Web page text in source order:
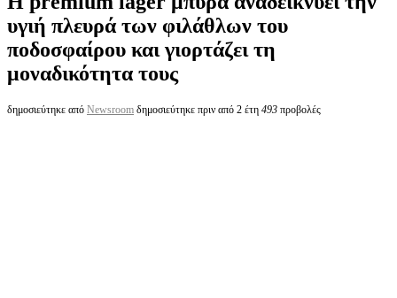
υγιή πλευρά των φιλάθλων του
ποδοσφαίρου και γιορτάζει τη
μοναδικότητα τους
δημοσιεύτηκε από Newsroom δημοσιεύτηκε πριν από 2 έτη 493 προβολές